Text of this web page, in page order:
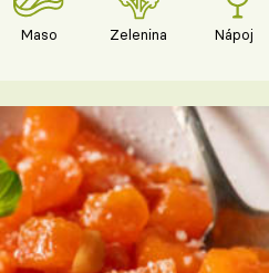
Maso Zelenina Nápoje